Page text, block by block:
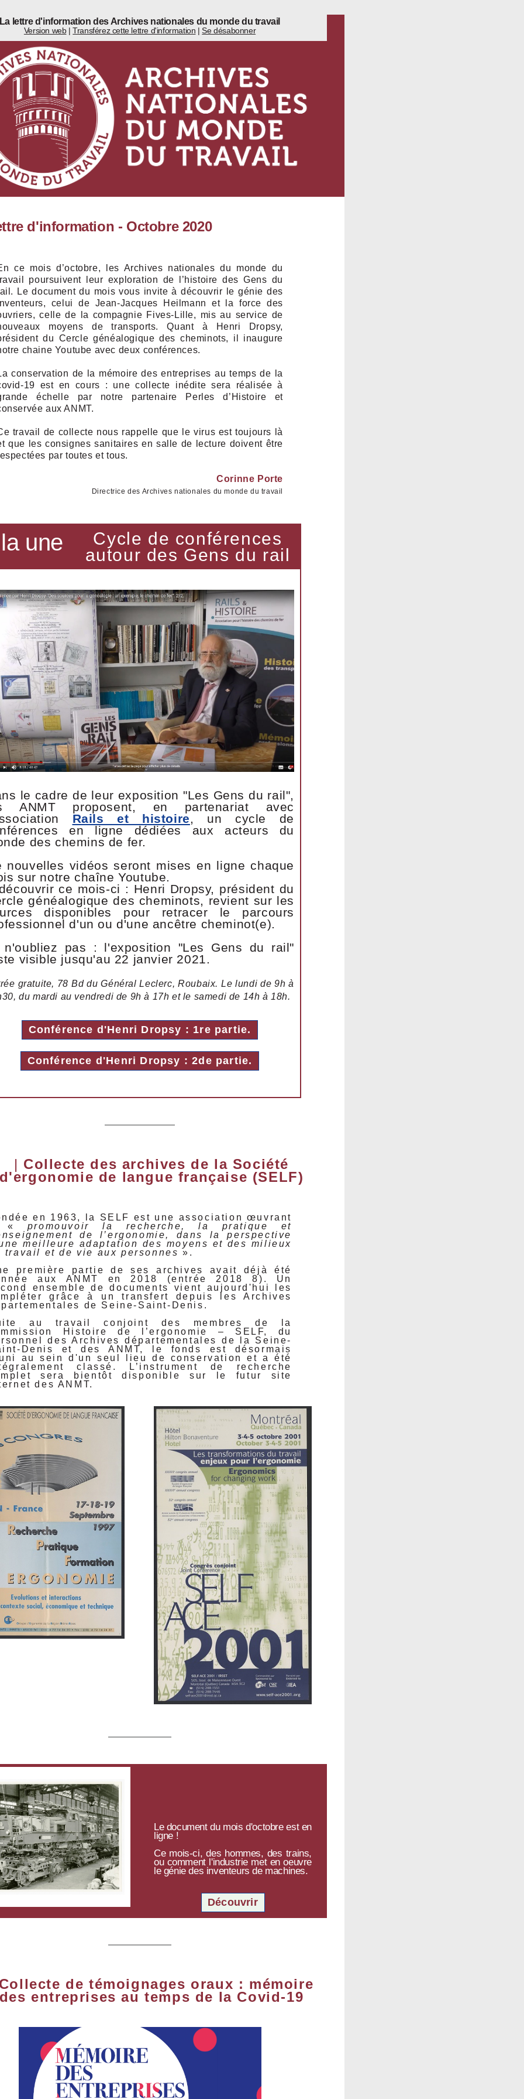
lettre d'information des Archives nationales du monde du travail
Version web|Transférez cette lettre d'information |Se désabonner
d'information - Octobre 2020
ce mois d’octobre, les Archives nationales du monde du
poursuivent leur exploration de l’histoire des Gens du
Le document du mois vous invite à découvrir le génie des
celui de Jean-Jacques Heilmann et la force des
celle de la compagnie Fives-Lille, mis au service de
moyens de transports. Quant à Henri Dropsy,
du Cercle généalogique des cheminots, il inaugure
chaine Youtube avec deux conférences.
conservation de la mémoire des entreprises au temps de la
19 est en cours : une collecte inédite sera réalisée à
échelle par notre partenaire Perles d’Histoire et
aux ANMT.
travail de collecte nous rappelle que le virus est toujours là
que les consignes sanitaires en salle de lecture doivent être
par toutes et tous.
Corinne Porte
Directrice des Archives nationales du monde du travail
une
Cycle de conférences
autour des Gens du rail
le cadre de leur exposition "Les Gens du rail",
ANMT proposent, en partenariat avec
Rails et histoire, un cycle de
en ligne dédiées aux acteurs du
des chemins de fer.
nouvelles vidéos seront mises en ligne chaque
sur notre chaîne Youtube.
ce mois-ci : Henri Dropsy, président du
généalogique des cheminots, revient sur les
disponibles pour retracer le parcours
d'un ou d'une ancêtre cheminot(e).
n'oubliez pas : l'exposition "Les Gens du rail"
visible jusqu'au 22 janvier 2021.
gratuite, 78 Bd du Général Leclerc, Roubaix. Le lundi de 9h à
du mardi au vendredi de 9h à 17h et le samedi de 14h à 18h.
Conférence d'Henri Dropsy : 1re partie.
Conférence d'Henri Dropsy : 2de partie.
| Collecte des archives de la Société
de langue française (SELF)
en 1963, la SELF est une association œuvrant
« promouvoir la recherche, la pratique et
de l’ergonomie, dans la perspective
meilleure adaptation des moyens et des milieux
travail et de vie aux personnes ».
première partie de ses archives avait déjà été
aux ANMT en 2018 (entrée 2018 8). Un
ensemble de documents vient aujourd'hui les
grâce à un transfert depuis les Archives
de Seine-Saint-Denis.
au travail conjoint des membres de la
Histoire de l’ergonomie – SELF, du
des Archives départementales de la Seine-
Denis et des ANMT, le fonds est désormais
au sein d'un seul lieu de conservation et a été
classé. L’instrument de recherche
sera bientôt disponible sur le futur site
des ANMT.
Le document du mois d'octobre est en
ligne !
Ce mois-ci, des hommes, des trains,
ou comment l'industrie met en oeuvre
le génie des inventeurs de machines.
Découvrir
de témoignages oraux : mémoire
entreprises au temps de la Covid-19